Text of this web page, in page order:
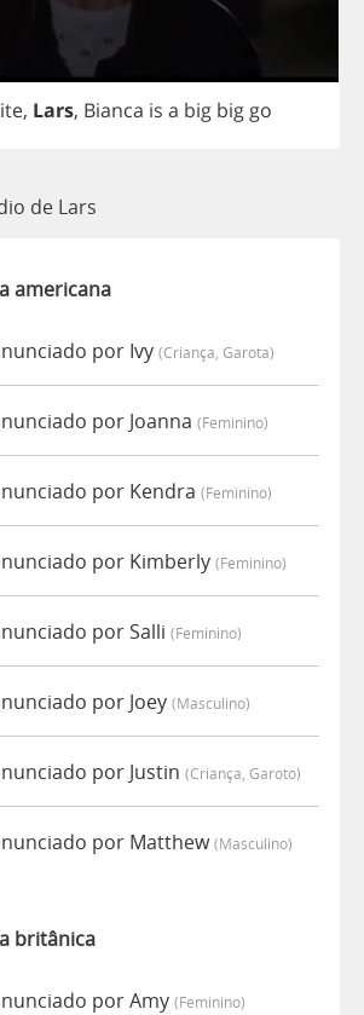
, Lars, Bianca is a big big go
de Lars
americana
por Ivy (criança, Garota)
por Joanna (feminino)
por Kendra (feminino)
por Kimberly (feminino)
por Salli (feminino)
por Joey (masculino)
por Justin (criança, Garoto)
por Matthew(masculino)
britânica
por Amy (feminino)